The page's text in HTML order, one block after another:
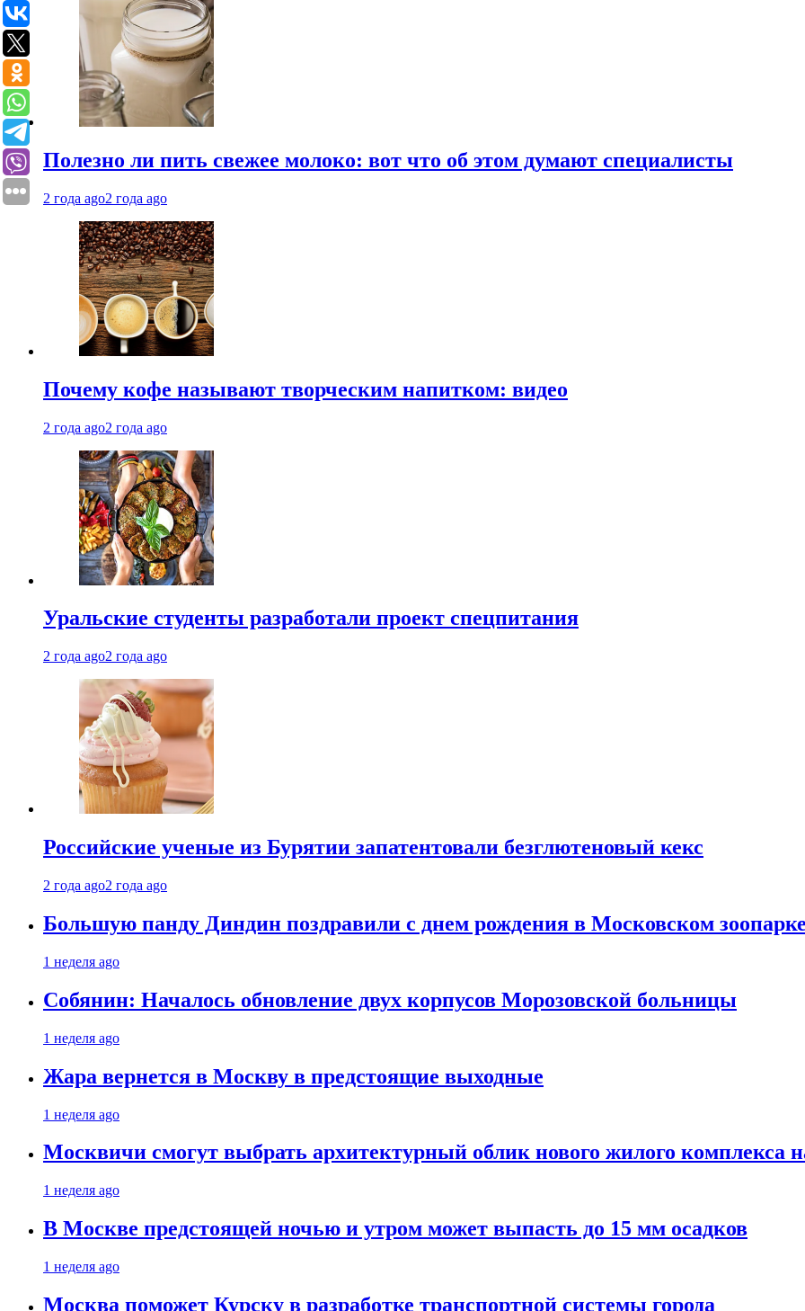
Полезно ли пить свежее молоко: вот что об этом думают специалисты
2 года ago2 года ago
Почему кофе называют творческим напитком: видео
2 года ago2 года ago
Уральские студенты разработали проект спецпитания
2 года ago2 года ago
Российские ученые из Бурятии запатентовали безглютеновый кекс
2 года ago2 года ago
Большую панду Диндин поздравили с днем рождения в Московском зоопарке
1 неделя ago
Собянин: Началось обновление двух корпусов Морозовской больницы
1 неделя ago
Жара вернется в Москву в предстоящие выходные
1 неделя ago
Москвичи смогут выбрать архитектурный облик нового жилого комплекса
1 неделя ago
В Москве предстоящей ночью и утром может выпасть до 15 мм осадков
1 неделя ago
Москва поможет Курску в разработке транспортной системы города